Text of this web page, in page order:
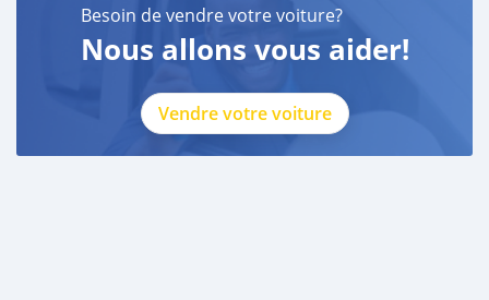
Besoin de vendre votre voiture?
Nous allons vous aider!
Vendre votre voiture